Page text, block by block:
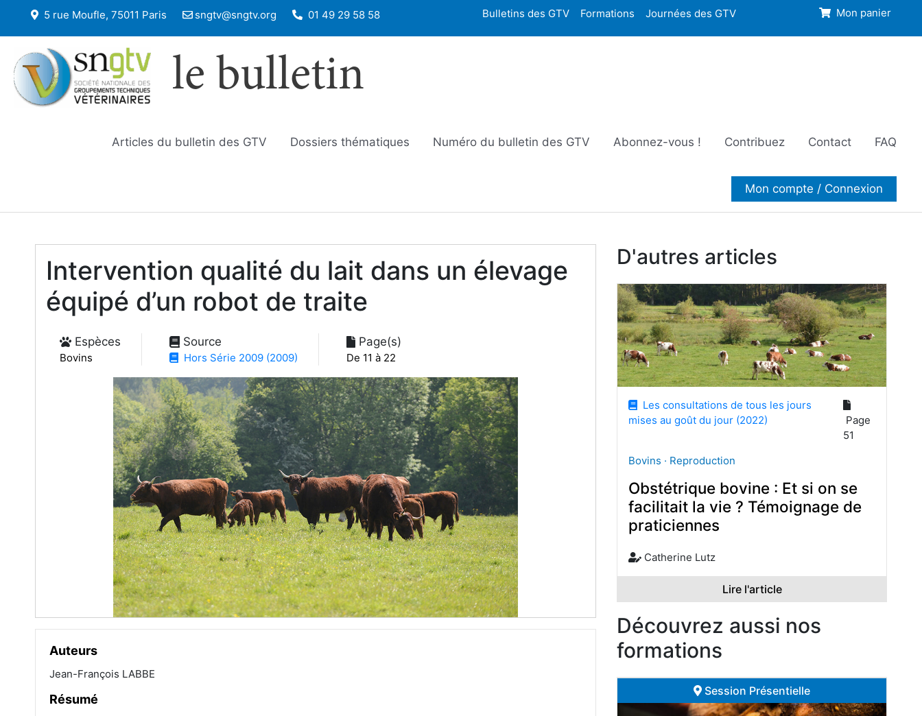
5 rue Moufle, 75011 Paris sngtv@sngtv.org 01 49 29 58 58 Bulletins des GTV Formations Journées des GTV Mon panier
le bulletin
Articles du bulletin des GTV Dossiers thématiques Numéro du bulletin des GTV Abonnez-vous ! Contribuez Contact FAQ
Mon compte / Connexion
Intervention qualité du lait dans un élevage
équipé d’un robot de traite
Espèces
Bovins
Source
Hors Série 2009 (2009)
Page(s)
De 11 à 22
Auteurs
Jean-François LABBE
Résumé
D'autres articles
Les consultations de tous les jours
mises au goût du jour (2022)
Page
51
Bovins · Reproduction
Obstétrique bovine : Et si on se
facilitait la vie ? Témoignage de
praticiennes
Catherine Lutz
Lire l'article
Découvrez aussi nos
formations
Session Présentielle